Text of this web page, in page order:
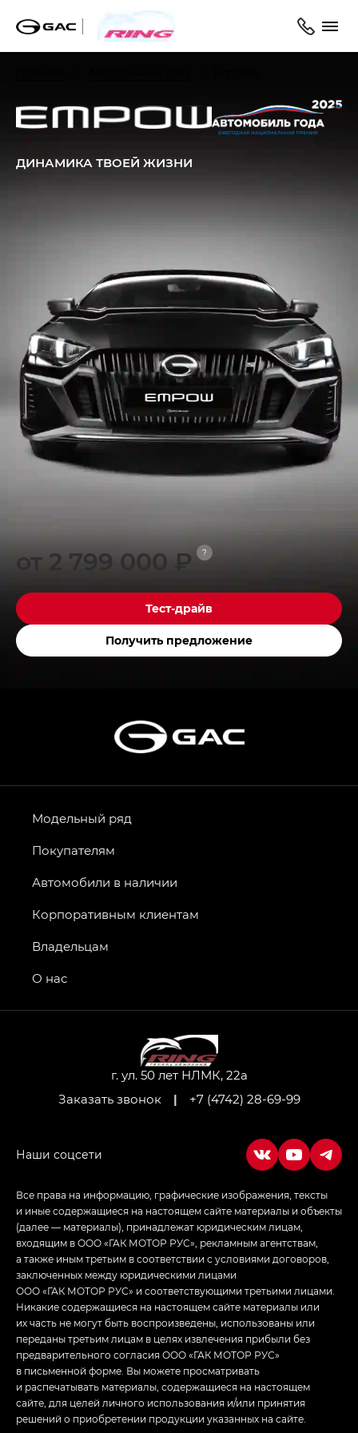
ДИНАМИКА ТВОЕЙ ЖИЗНИ
от 2 799 000 ₽ ?
Тест-драйв
Получить предложение
г. ул. 50 лет НЛМК, 22а
Заказать звонок
| +7 (4742) 28-69-99
Модельный ряд
Покупателям
Автомобили в наличии
Корпоративным клиентам
Владельцам
О нас
Все права на информацию, графические изображения, тексты
и иные содержащиеся на настоящем сайте материалы и объекты
(далее — материалы), принадлежат юридическим лицам,
входящим в ООО «ГАК МОТОР РУС», рекламным агентствам,
а также иным третьим в соответствии с условиями договоров,
заключенных между юридическими лицами
ООО «ГАК МОТОР РУС» и соответствующими третьими лицами.
Никакие содержащиеся на настоящем сайте материалы или
их часть не могут быть воспроизведены, использованы или
переданы третьим лицам в целях извлечения прибыли без
предварительного согласия ООО «ГАК МОТОР РУС»
в письменной форме. Вы можете просматривать
и распечатывать материалы, содержащиеся на настоящем
сайте, для целей личного использования и/или принятия
решений о приобретении продукции указанных на сайте.